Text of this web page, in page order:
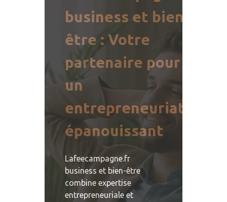
business et bien-
être : Votre
partenaire pour
un
entrepreneuriat
épanouissant
Lafeecampagne.fr
business et bien-être
combine expertise
entrepreneuriale et